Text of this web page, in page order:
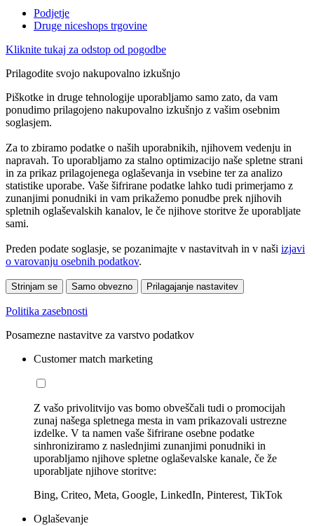
Podjetje
Druge niceshops trgovine
Kliknite tukaj za odstop od pogodbe
Prilagodite svojo nakupovalno izkušnjo
Piškotke in druge tehnologije uporabljamo samo zato, da vam
ponudimo prilagojeno nakupovalno izkušnjo z vašim osebnim
soglasjem.
Za to zbiramo podatke o naših uporabnikih, njihovem vedenju in
napravah. To uporabljamo za stalno optimizacijo naše spletne strani
in za prikaz prilagojenega oglaševanja in vsebine ter za analizo
statistike uporabe. Vaše šifrirane podatke lahko tudi primerjamo z
zunanjimi ponudniki in vam prikažemo ponudbe prek njihovih
spletnih oglaševalskih kanalov, le če njihove storitve že uporabljate
sami.
Preden podate soglasje, se pozanimajte v nastavitvah in v naši izjavi
o varovanju osebnih podatkov.
Strinjam se Samo obvezno Prilagajanje nastavitev
Politika zasebnosti
Posamezne nastavitve za varstvo podatkov
Customer match marketing
Z vašo privolitvijo vas bomo obveščali tudi o promocijah
zunaj našega spletnega mesta in vam prikazovali ustrezne
izdelke. V ta namen vaše šifrirane osebne podatke
sinhroniziramo z naslednjimi zunanjimi ponudniki in
uporabljamo njihove spletne oglaševalske kanale, če že
uporabljate njihove storitve:
Bing, Criteo, Meta, Google, LinkedIn, Pinterest, TikTok
Oglaševanje